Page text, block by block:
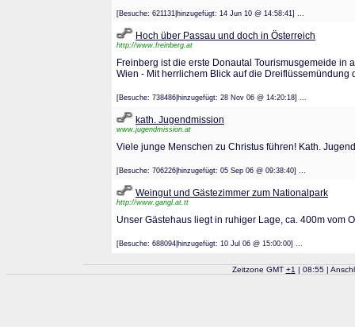
[Besuche: 621131|hinzugefügt: 14 Jun 10 @ 14:58:41] ...
Hoch über Passau und doch in Österreich
http://www.freinberg.at
Freinberg ist die erste Donautal Tourismusgemeide
Wien - Mit herrlichem Blick auf die Dreiflüssemündung
[Besuche: 738486|hinzugefügt: 28 Nov 06 @ 14:20:18] ...
kath. Jugendmission
www.jugendmission.at
Viele junge Menschen zu Christus führen! Kath.
[Besuche: 706226|hinzugefügt: 05 Sep 06 @ 09:38:40] ...
Weingut und Gästezimmer zum Nationalpark
http://www.gangl.at.tt
Unser Gästehaus liegt in ruhiger Lage, ca. 400m vom
[Besuche: 688094|hinzugefügt: 10 Jul 06 @ 15:00:00] ...
Zeitzone GMT +1 | 08:55 |